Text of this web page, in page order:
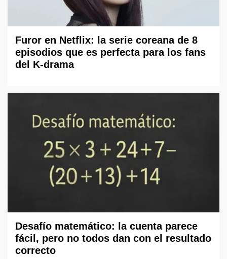
Furor en Netflix: la serie coreana de 8
episodios que es perfecta para los fans
del K-drama
Desafío matemático: la cuenta parece
fácil, pero no todos dan con el resultado
correcto